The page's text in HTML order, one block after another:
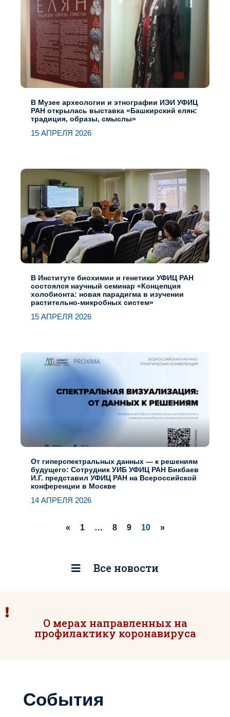
В Музее археологии и этнографии ИЭИ УФИЦ
РАН открылась выставка «Башкирский елян:
традиция, образы, смыслы»
15 АПРЕЛЯ 2026
В Институте биохимии и генетики УФИЦ РАН
состоялся научный семинар «Концепция
холобионта: новая парадигма в изучении
растительно-микробных систем»
15 АПРЕЛЯ 2026
От гиперспектральных данных — к решениям
будущего: Сотрудник УИБ УФИЦ РАН Бикбаев
И.Г. представил УФИЦ РАН на Всероссийской
конференции в Москве
14 АПРЕЛЯ 2026
« 1 … 8 9 10 »
Все новости
О мерах направленных на
профилактику коронавируса
События